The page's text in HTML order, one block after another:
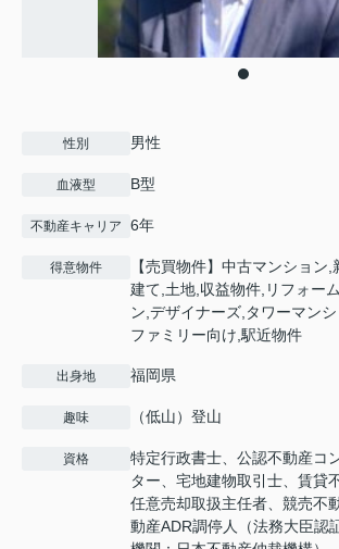
性別 男性
血液型 B型
不動産キャリア 6年
得意物件
【売買物件】中古マンション
建て,土地,収益物件,リフォー
ン,デザイナーズ,タワーマン
ファミリー向け,駅近物件
出身地 福岡県
趣味 （低山）登山
資格
特定行政書士、公認不動産コ
ター、宅地建物取引士、賃貸
任意売却取扱主任者、競売不
動産ADR調停人（法務大臣認